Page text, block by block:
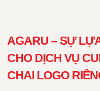
AGARU – SỰ
CHO DỊCH VỤ
CHAI LOGO